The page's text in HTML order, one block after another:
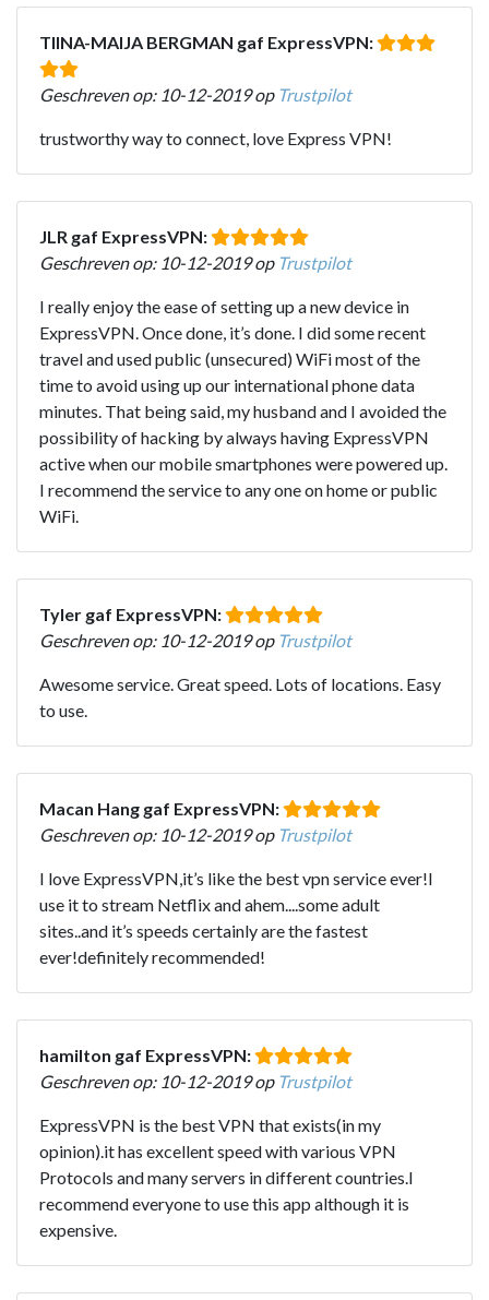
TIINA-MAIJA BERGMAN gaf ExpressVPN:
Geschreven op: 10-12-2019 op Trustpilot
trustworthy way to connect, love Express VPN!
JLR gaf ExpressVPN:
Geschreven op: 10-12-2019 op Trustpilot
I really enjoy the ease of setting up a new device in
ExpressVPN. Once done, it’s done. I did some recent
travel and used public (unsecured) WiFi most of the
time to avoid using up our international phone data
minutes. That being said, my husband and I avoided the
possibility of hacking by always having ExpressVPN
active when our mobile smartphones were powered up.
I recommend the service to any one on home or public
WiFi.
Tyler gaf ExpressVPN:
Geschreven op: 10-12-2019 op Trustpilot
Awesome service. Great speed. Lots of locations. Easy
to use.
Macan Hang gaf ExpressVPN:
Geschreven op: 10-12-2019 op Trustpilot
I love ExpressVPN,it’s like the best vpn service ever!I
use it to stream Netflix and ahem....some adult
sites..and it’s speeds certainly are the fastest
ever!definitely recommended!
hamilton gaf ExpressVPN:
Geschreven op: 10-12-2019 op Trustpilot
ExpressVPN is the best VPN that exists(in my
opinion).it has excellent speed with various VPN
Protocols and many servers in different countries.I
recommend everyone to use this app although it is
expensive.